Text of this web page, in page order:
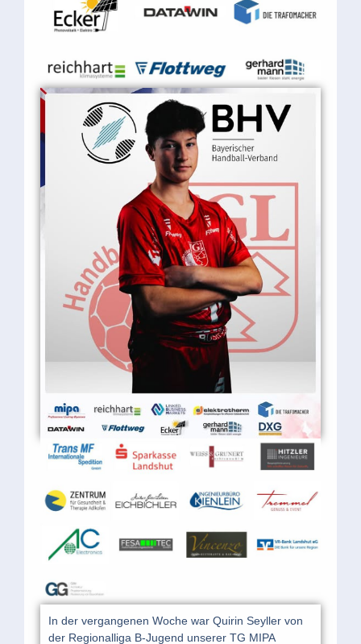
In der vergangenen Woche war Quirin Seyller von
der Regionalliga B-Jugend unserer TG MIPA